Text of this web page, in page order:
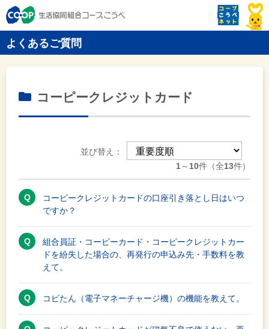
よくあるご質問
コーピークレジットカード
並び替え：
1～ 10件（全13件）
コーピークレジットカードの口座引き落とし日はいつ
ですか？
組合員証・コーピーカード・コーピークレジットカー
ドを紛失した場合の、再発行の申込み先・手数料を教
えて。
コピたん（電子マネーチャージ機）の機能を教えて。